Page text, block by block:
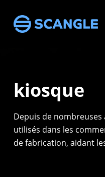
kiosque
Depuis de
utilisés dans les
de fabrication, aidant